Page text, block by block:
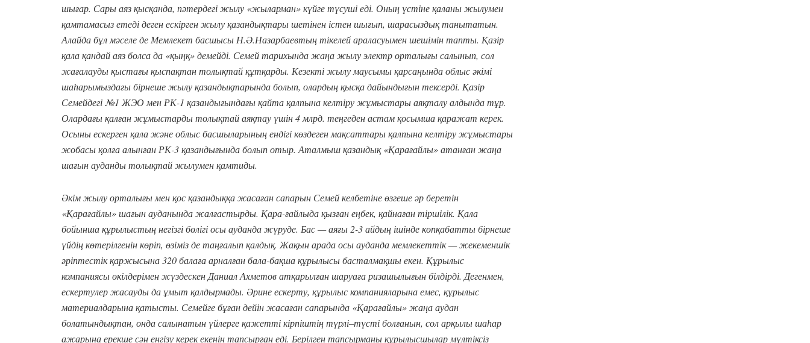
шығар. Сары аяз қысқанда, пәтердегі жылу «жыларман» күйге түсуші еді. Оның үстіне қаланы жылумен
қамтамасыз етеді деген ескірген жылу қазандықтары шетінен істен шығып, шарасыздық танытатын.
Алайда бұл мәселе де Мемлекет басшысы Н.Ә.Назарбаевтың тікелей араласуымен шешімін тапты. Қазір
қала қандай аяз болса да «қыңқ» демейді. Семей тарихында жаңа жылу электр орталығы салынып, сол
жағалауды қыстағы қыспақтан толықтай құтқарды. Кезекті жылу маусымы қарсаңында облыс әкімі
шаһарымыздағы бірнеше жылу қазандықтарында болып, олардың қысқа дайындығын тексерді. Қазір
Семейдегі №1 ЖЭО мен РК-1 қазандығындағы қайта қалпына келтіру жұмыстары аяқталу алдында тұр.
Олардағы қалған жұмыстарды толықтай аяқтау үшін 4 млрд. теңгеден астам қосымша қаражат керек.
Осыны ескерген қала және облыс басшыларының ендігі көздеген мақсаттары қалпына келтіру жұмыстары
жобасы қолға алынған РК-3 қазандығында болып отыр. Аталмыш қазандық «Қарағайлы» атанған жаңа
шағын ауданды толықтай жылумен қамтиды.
Әкім жылу орталығы мен қос қазандыққа жасаған сапарын Семей келбетіне өзгеше әр беретін
«Қарағайлы» шағын ауданында жалғастырды. Қара-ғайлыда қызған еңбек, қайнаған тіршілік. Қала
бойынша құрылыстың негізгі бөлігі осы ауданда жүруде. Бас — аяғы 2-3 айдың ішінде көпқабатты бірнеше
үйдің көтерілгенін көріп, өзіміз де таңғалып қалдық. Жақын арада осы ауданда мемлекеттік — жекеменшік
әріптестік қаржысына 320 балаға арналған бала-бақша құрылысы басталмақшы екен. Құрылыс
компаниясы өкілдерімен жүздескен Даниал Ахметов атқарылған шаруаға ризашылығын білдірді. Дегенмен,
ескертулер жасауды да ұмыт қалдырмады. Әрине ескерту, құрылыс компанияларына емес, құрылыс
материалдарына қатысты. Семейге бұған дейін жасаған сапарында «Қарағайлы» жаңа аудан
болатындықтан, онда салынатын үйлерге қажетті кірпіштің түрлі–түсті болғанын, сол арқылы шаһар
ажарына ерекше сән енгізу керек екенін тапсырған еді. Берілген тапсырманы құрылысшылар мүлтіксіз